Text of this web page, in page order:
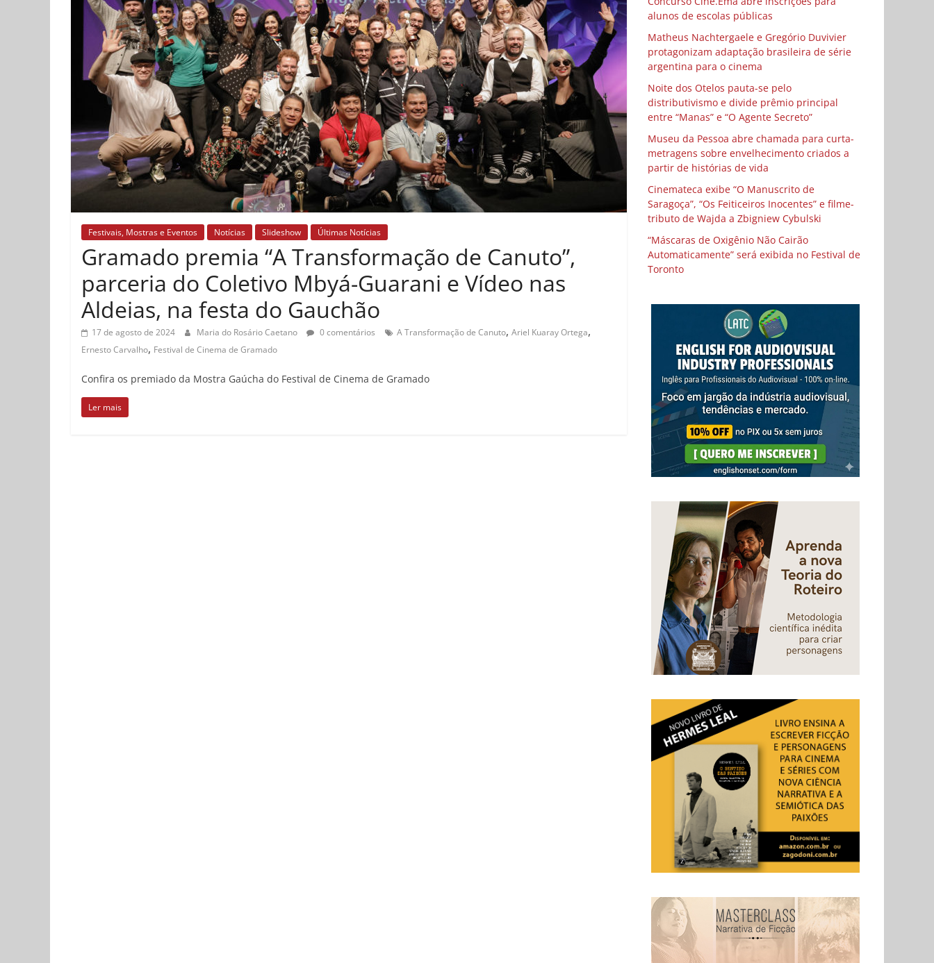
Festivais, Mostras e Eventos Notícias Slideshow Últimas Notícias
Gramado premia “A Transformação de Canuto”,
parceria do Coletivo Mbyá-Guarani e Vídeo nas
Aldeias, na festa do Gauchão
17 de agosto de 2024 Maria do Rosário Caetano 0 comentários A Transformação de Canuto, Ariel Kuaray Ortega,
Ernesto Carvalho, Festival de Cinema de Gramado
Confira os premiado da Mostra Gaúcha do Festival de Cinema de Gramado
Ler mais
alunos de escolas públicas
Matheus Nachtergaele e Gregório Duvivier
protagonizam adaptação brasileira de série
argentina para o cinema
Noite dos Otelos pauta-se pelo
distributivismo e divide prêmio principal
entre “Manas” e “O Agente Secreto”
Museu da Pessoa abre chamada para curta-
metragens sobre envelhecimento criados a
partir de histórias de vida
Cinemateca exibe “O Manuscrito de
Saragoça”, “Os Feiticeiros Inocentes” e filme-
tributo de Wajda a Zbigniew Cybulski
“Máscaras de Oxigênio Não Cairão
Automaticamente” será exibida no Festival de
Toronto